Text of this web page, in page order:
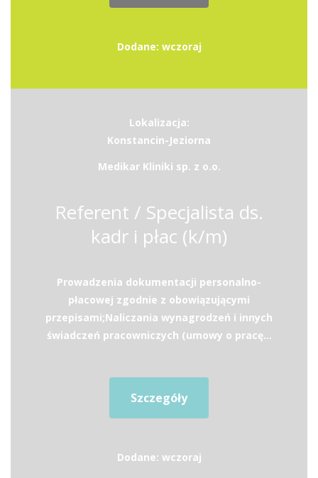
Dodane: wczoraj
Lokalizacja:
Konstancin-Jeziorna
Medikar Kliniki sp. z o.o.
Referent / Specjalista ds.
kadr i płac (k/m)
Prowadzenia dokumentacji personalno-
płacowej zgodnie z obowiązującymi
przepisami;Naliczania wynagrodzeń i innych
świadczeń pracowniczych (umowy o pracę...
Szczegóły
Dodane: wczoraj